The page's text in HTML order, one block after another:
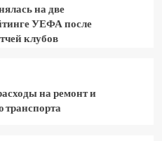
на две
УЕФА после
клубов
на ремонт и
транспорта